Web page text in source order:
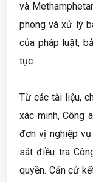
và
phong và xử lý
của pháp luật,
tục.
Từ các tài liệu,
xác minh, Công
đơn vị nghiệp vụ
sát điều tra
quyền. Căn cứ